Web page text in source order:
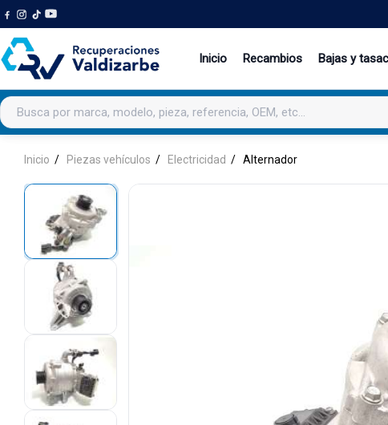
Inicio Recambios Bajas y
Buscar productos
Inicio Piezas vehículos Electricidad Alternador